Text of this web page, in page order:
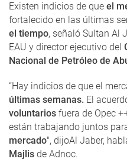
Existen indicios de que el
fortalecido en las últimas
el tiempo, señaló Sultan Al
EAU y director ejecutivo del
Nacional de Petróleo de
“Hay indicios de que el
últimas semanas. El
voluntarios fuera de Opec
están trabajando juntos
mercado", dijoAl Jaber,
Majlis de Adnoc.